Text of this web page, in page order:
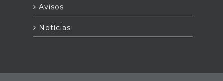
Avisos
Notícias